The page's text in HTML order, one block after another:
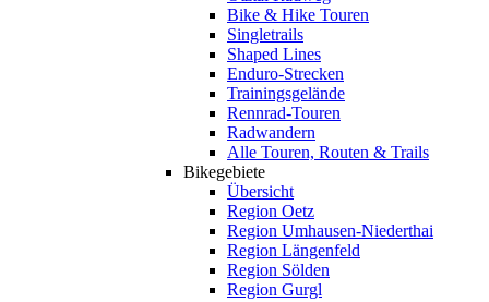
Bike & Hike Touren
Singletrails
Shaped Lines
Enduro-Strecken
Trainingsgelände
Rennrad-Touren
Radwandern
Alle Touren, Routen & Trails
Bikegebiete
Übersicht
Region Oetz
Region Umhausen-Niederthai
Region Längenfeld
Region Sölden
Region Gurgl